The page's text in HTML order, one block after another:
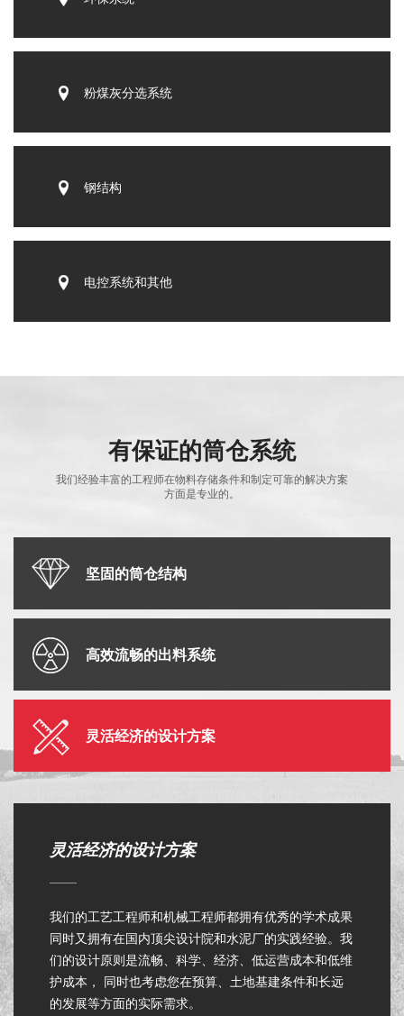
粉煤灰分选系统
钢结构
电控系统和其他
有保证的筒仓系统
我们经验丰富的工程师在物料存储条件和制定可靠的解决方案
方面是专业的。
坚固的筒仓结构
高效流畅的出料系统
灵活经济的设计方案
灵活经济的设计方案
我们的工艺工程师和机械工程师都拥有优秀的学术成果
同时又拥有在国内顶尖设计院和水泥厂的实践经验。我
们的设计原则是流畅、科学、经济、低运营成本和低维
护成本， 同时也考虑您在预算、土地基建条件和长远
的发展等方面的实际需求。